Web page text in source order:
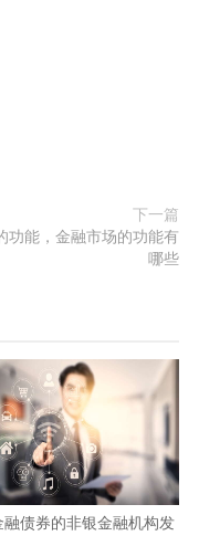
下一篇
功能，金融市场的功能有
哪些
融债券的非银金融机构发